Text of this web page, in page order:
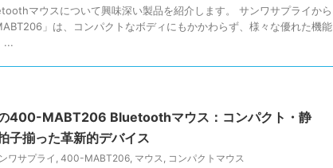
マウスについて興味深い製品を紹介します。 サンワサプライから
」は、コンパクトなボディにもかかわらず、様々な優れた機能
...
400-MABT206 Bluetoothマウス：コンパクト・静
子揃った革新的デバイス
ワサプライ, 400-MABT206, マウス, コンパクトマウス